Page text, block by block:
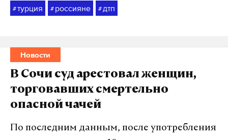
#турция # россияне # дтп
Новости
В Сочи суд арестовал женщин,
торговавших смертельно
опасной чачей
По последним данным, после употребления